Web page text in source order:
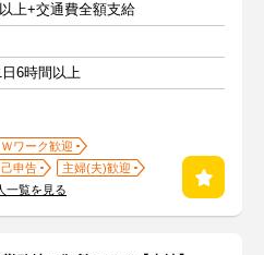
上+交通費全額支給
6時間以上
ワーク歓迎
申告
主婦(夫)歓迎
一覧を見る